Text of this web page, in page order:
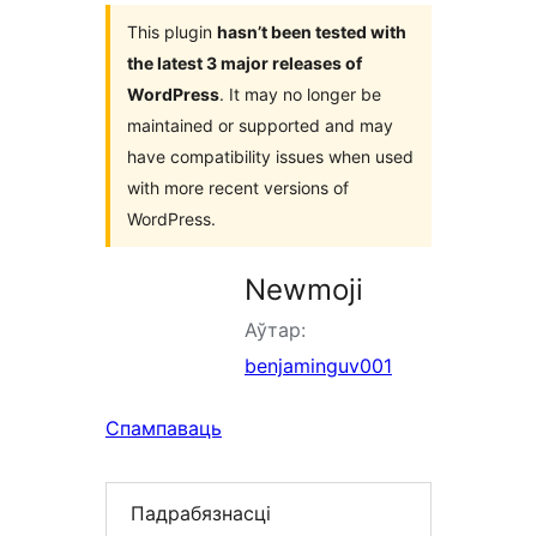
This plugin hasn’t been tested with
the latest 3 major releases of
WordPress. It may no longer be
maintained or supported and may
have compatibility issues when used
with more recent versions of
WordPress.
Newmoji
Аўтар:
benjaminguv001
Спампаваць
Падрабязнасці